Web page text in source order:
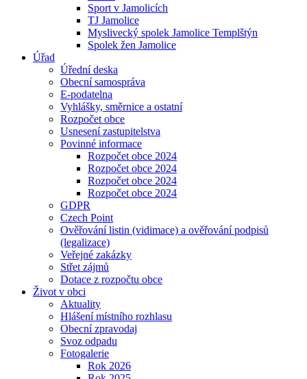
Sport v Jamolicích
TJ Jamolice
Myslivecký spolek Jamolice Templštýn
Spolek žen Jamolice
Úřad
Úřední deska
Obecní samospráva
E-podatelna
Vyhlášky, směrnice a ostatní
Rozpočet obce
Usnesení zastupitelstva
Povinné informace
Rozpočet obce 2024
Rozpočet obce 2024
Rozpočet obce 2024
Rozpočet obce 2024
GDPR
Czech Point
Ověřování listin (vidimace) a ověřování podpisů
(legalizace)
Veřejné zakázky
Střet zájmů
Dotace z rozpočtu obce
Život v obci
Aktuality
Hlášení místního rozhlasu
Obecní zpravodaj
Svoz odpadu
Fotogalerie
Rok 2026